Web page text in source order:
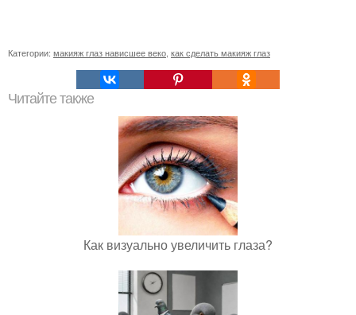
Категории: макияж глаз нависшее веко как сделать макияж глаз
Читайте также
Как визуально увеличить глаза?